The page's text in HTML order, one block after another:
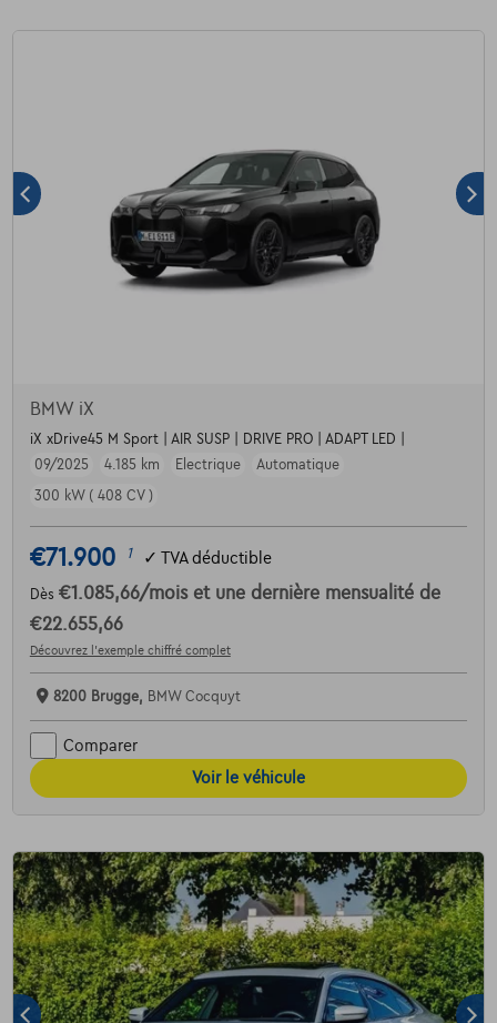
BMW iX
iX xDrive45 M Sport | AIR SUSP | DRIVE PRO | ADAPT LED |
09/2025
4.185 km Electrique
Automatique
300 kW ( 408 CV )
€71.900 1 ✓ TVA déductible
Dès €1.085,66/mois et une dernière mensualité de
€22.655,66
Découvrez l’exemple chiffré complet
8200 Brugge, BMW Cocquyt
Comparer
Voir le véhicule